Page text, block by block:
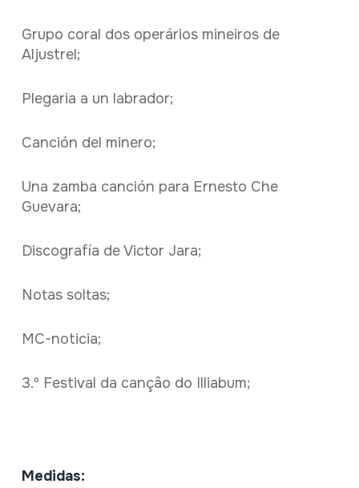
Grupo coral dos operários mineiros de
Aljustrel;
Plegaria a un labrador;
Canción del minero;
Una zamba canción para Ernesto Che
Guevara;
Discografía de Victor Jara;
Notas soltas;
MC-noticia;
3.º Festival da cançâo do Illiabum;
Medidas: